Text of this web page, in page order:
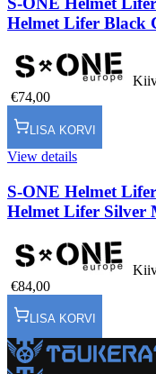
Helmet Lifer Black
€74,00
LISA KORVI
View details
S-ONE Helmet
Helmet Lifer Silver
€84,00
LISA KORVI